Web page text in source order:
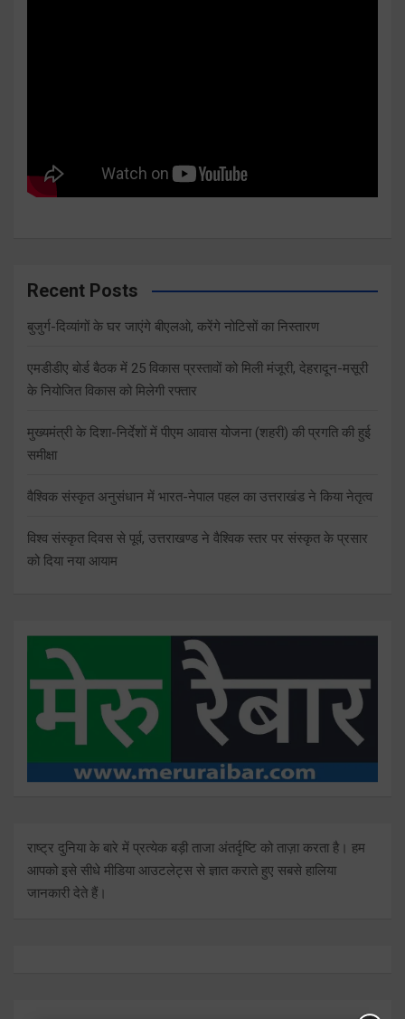
Recent Posts
बुजुर्ग-दिव्यांगों के घर जाएंगे बीएलओ, करेंगे नोटिसों का निस्तारण
एमडीडीए बोर्ड बैठक में 25 विकास प्रस्तावों को मिली मंजूरी, देहरादून-मसूरी
के नियोजित विकास को मिलेगी रफ्तार
मुख्यमंत्री के दिशा-निर्देशों में पीएम आवास योजना (शहरी) की प्रगति की हुई
समीक्षा
वैश्विक संस्कृत अनुसंधान में भारत-नेपाल पहल का उत्तराखंड ने किया नेतृत्व
विश्व संस्कृत दिवस से पूर्व, उत्तराखण्ड ने वैश्विक स्तर पर संस्कृत के प्रसार
को दिया नया आयाम
राष्ट्र दुनिया के बारे में प्रत्येक बड़ी ताजा अंतर्दृष्टि को ताज़ा करता है। हम
आपको इसे सीधे मीडिया आउटलेट्स से ज्ञात कराते हुए सबसे हालिया
जानकारी देते हैं।